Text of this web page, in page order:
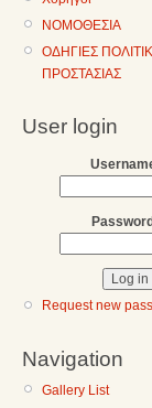
ΝΟΜΟΘΕΣΙΑ
ΟΔΗΓΙΕΣ
ΠΡΟΣΤΑΣΙΑΣ
User login
Request new
Navigation
Gallery List